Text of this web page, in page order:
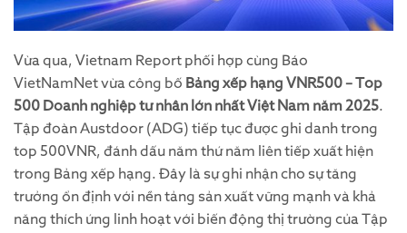
Vừa qua, Vietnam Report phối hợp cùng Báo
VietNamNet vừa công bố Bảng xếp hạng VNR500 – Top
500 Doanh nghiệp tư nhân lớn nhất Việt Nam năm 2025.
Tập đoàn Austdoor (ADG) tiếp tục được ghi danh trong
top 500VNR, đánh dấu năm thứ năm liên tiếp xuất hiện
trong Bảng xếp hạng. Đây là sự ghi nhận cho sự tăng
trưởng ổn định với nền tảng sản xuất vững mạnh và khả
năng thích ứng linh hoạt với biến động thị trường của Tập